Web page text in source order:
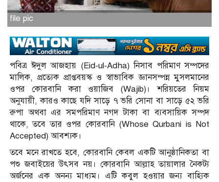
file pic
পবিত্র ঈদুল আজহায় (Eid-ul-Adha) নিসাব পরিমাণ সম্পদের
মালিক, প্রত্যেক প্রাপ্তবয়স্ক ও স্বাভাবিক জ্ঞানসম্পন্ন মুসলমানের
ওপর কোরবানি করা ওয়াজিব (Wajib)। শরিয়তের নিয়ম
অনুযায়ী, কারও কাছে যদি সাড়ে ৭ ভরি সোনা বা সাড়ে ৫২ ভরি
রুপা অথবা এর সমপরিমাণ নগদ টাকা বা ব্যবসায়িক সম্পদ
থাকে, তবে তার ওপর কোরবানি (Whose Qurbani is Not
Accepted) আবশ্যক।
তবে মনে রাখতে হবে, কোরবানি কেবল একটি আনুষ্ঠানিকতা বা
পশু জবাইয়ের উৎসব নয়। কোরবানি আল্লাহ তায়ালার নৈকট্য
অর্জনের এক অনন্য মাধ্যম। এটি কবুল হওয়ার জন্য বাহ্যিক